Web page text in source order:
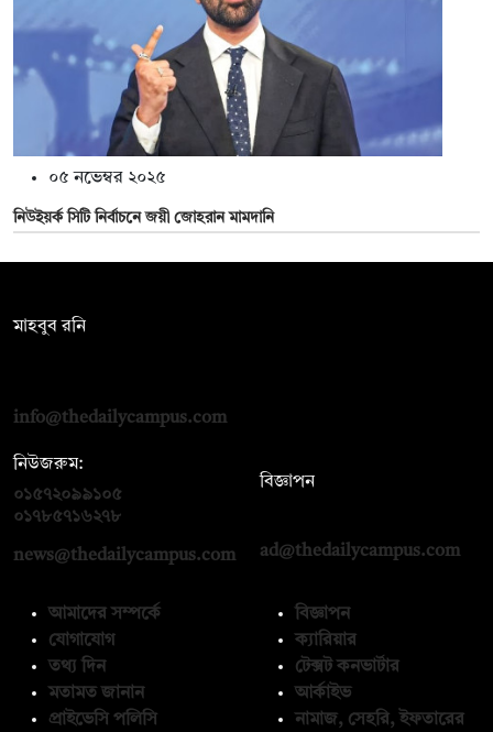
০৫ নভেম্বর ২০২৫
নিউইয়র্ক সিটি নির্বাচনে জয়ী জোহরান মামদানি
মাহবুব রনি
info@thedailycampus.com
নিউজরুম:
০১৫৭২০৯৯১০৫
০১৭৮৫৭১৬২৭৮
news@thedailycampus.com
বিজ্ঞাপন
ad@thedailycampus.com
আমাদের সম্পর্কে
যোগাযোগ
তথ্য দিন
মতামত জানান
প্রাইভেসি পলিসি
বিজ্ঞাপন
ক্যারিয়ার
টেক্সট কনভার্টার
আর্কাইভ
নামাজ, সেহরি, ইফতারের